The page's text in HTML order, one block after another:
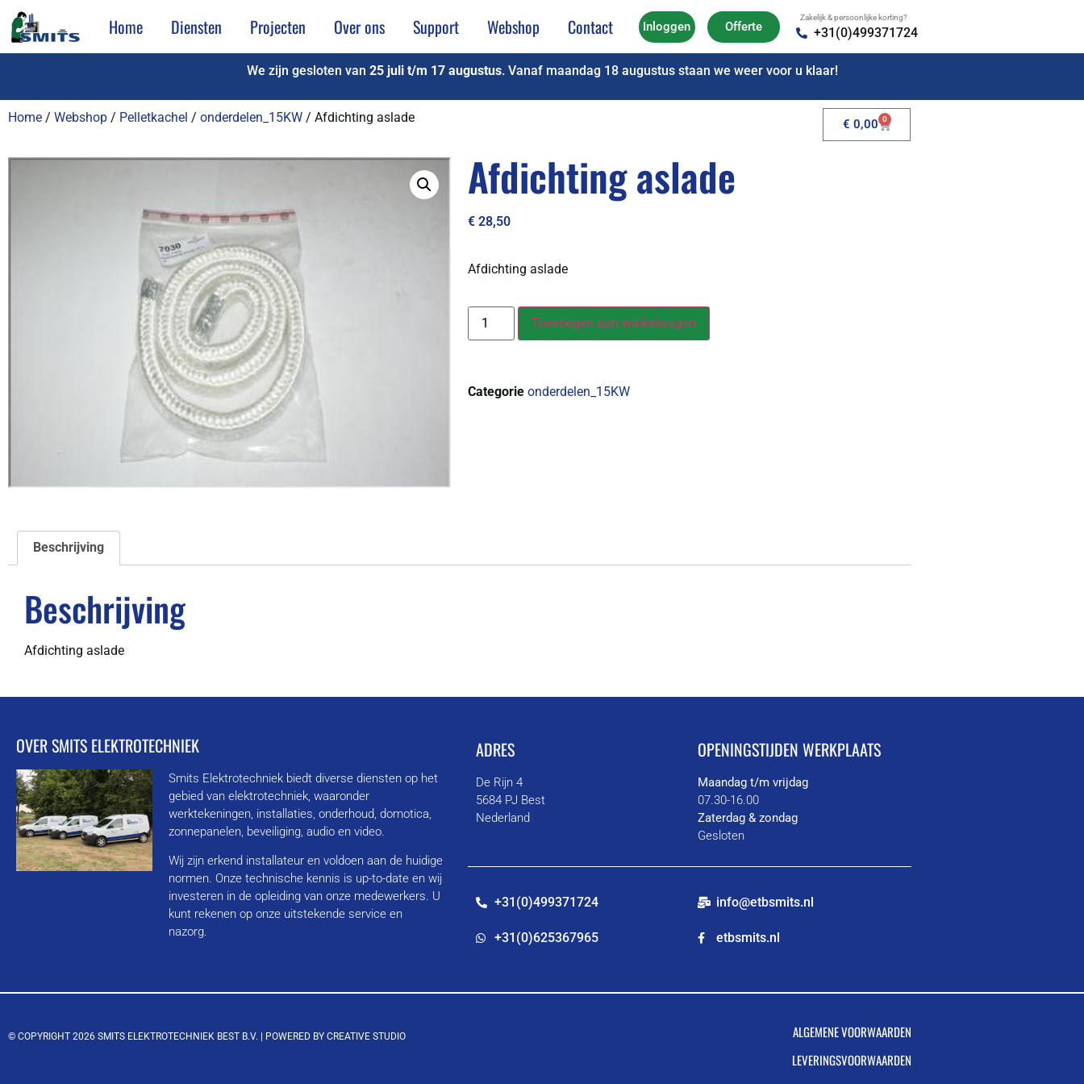
Home Diensten Projecten Over ons Support Webshop Contact Inloggen Offerte
Zakelijk & persoonlijke korting?
+31(0)499371724
We zijn gesloten van 25 juli t/m 17 augustus. Vanaf maandag 18 augustus staan we weer voor u klaar!
Home / Webshop / Pelletkachel / onderdelen_15KW / Afdichting aslade € 0,00 0
Afdichting aslade
€ 28,50
Afdichting aslade
Toevoegen aan winkelwagen
Categorie onderdelen_15KW
Beschrijving
Beschrijving
Afdichting aslade
OVER SMITS ELEKTROTECHNIEK
Smits Elektrotechniek biedt diverse diensten op het
gebied van elektrotechniek, waaronder
werktekeningen, installaties, onderhoud, domotica,
zonnepanelen, beveiliging, audio en video.
Wij zijn erkend installateur en voldoen aan de huidige
normen. Onze technische kennis is up-to-date en wij
investeren in de opleiding van onze medewerkers. U
kunt rekenen op onze uitstekende service en
nazorg.
ADRES
De Rijn 4
5684 PJ Best
Nederland
OPENINGSTIJDEN WERKPLAATS
Maandag t/m vrijdag
07.30-16.00
Zaterdag & zondag
Gesloten
+31(0)499371724
+31(0)625367965
info@etbsmits.nl
etbsmits.nl
© COPYRIGHT 2026 SMITS ELEKTROTECHNIEK BEST B.V. | POWERED BY CREATIVE STUDIO
ALGEMENE VOORWAARDEN
LEVERINGSVOORWAARDEN